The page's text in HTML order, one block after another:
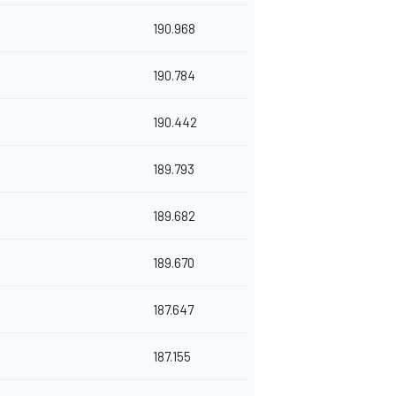
190.968
190.784
190.442
189.793
189.682
189.670
187.647
187.155